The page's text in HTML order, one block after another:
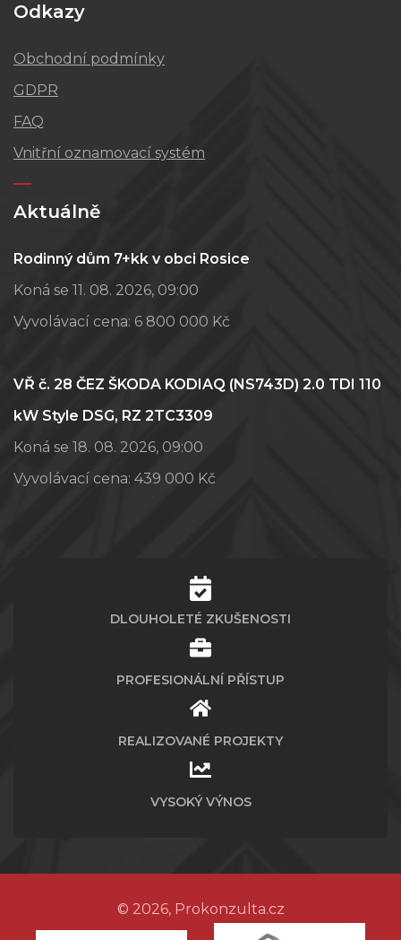
Odkazy
Obchodní podmínky
GDPR
FAQ
Vnitřní oznamovací systém
Aktuálně
Rodinný dům 7+kk v obci Rosice
Koná se 11. 08. 2026, 09:00
Vyvolávací cena: 6 800 000 Kč
VŘ č. 28 ČEZ ŠKODA KODIAQ (NS743D) 2.0 TDI 110
kW Style DSG, RZ 2TC3309
Koná se 18. 08. 2026, 09:00
Vyvolávací cena: 439 000 Kč
DLOUHOLETÉ ZKUŠENOSTI
PROFESIONÁLNÍ PŘÍSTUP
REALIZOVANÉ PROJEKTY
VYSOKÝ VÝNOS
© 2026, Prokonzulta.cz